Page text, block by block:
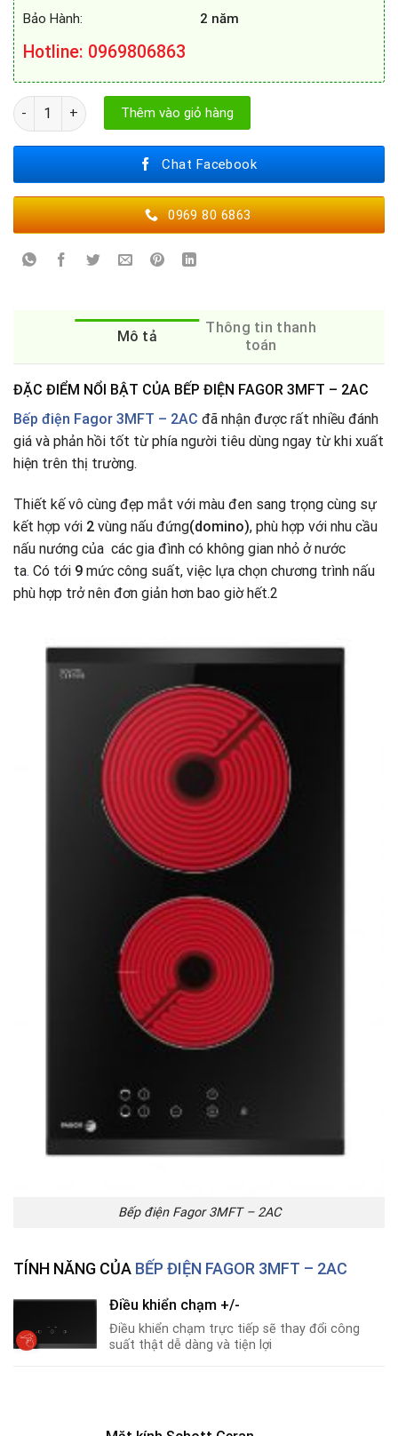
Bảo Hành: 2 năm
Hotline: 0969806863
BẾP ĐIỆN FAGOR 3MFT - 2AC số lượng
Thêm vào giỏ hàng
Chat Facebook
0969 80 6863
Mô tả
Thông tin thanh
toán
ĐẶC ĐIỂM NỔI BẬT CỦA BẾP ĐIỆN FAGOR 3MFT – 2AC
Bếp điện Fagor 3MFT – 2AC đã nhận được rất nhiều đánh
giá và phản hồi tốt từ phía người tiêu dùng ngay từ khi xuất
hiện trên thị trường.
Thiết kế vô cùng đẹp mắt với màu đen sang trọng cùng sự
kết hợp với 2 vùng nấu đứng(domino), phù hợp với nhu cầu
nấu nướng của các gia đình có không gian nhỏ ở nước
ta. Có tới 9 mức công suất, việc lựa chọn chương trình nấu
phù hợp trở nên đơn giản hơn bao giờ hết.2
Bếp điện Fagor 3MFT – 2AC
TÍNH NĂNG CỦA BẾP ĐIỆN FAGOR 3MFT – 2AC
Điều khiển chạm +/-
Điều khiển chạm trực tiếp sẽ thay đổi công
suất thật dễ dàng và tiện lợi